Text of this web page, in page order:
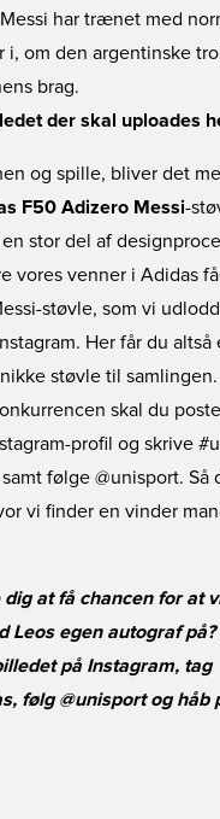
har trænet med
i, om den argentinske
brag.
der skal uploades
og spille, bliver det
F50 Adizero Messi-
stor del af
vores venner i Adidas
støvle, som vi
Her får du
støvle til samlingen.
skal du poste
profil og skrive
følge @unisport. Så
vi finder en vinder
at få chancen for at
Leos egen autograf på?
på Instagram, tag
følg @unisport og håb